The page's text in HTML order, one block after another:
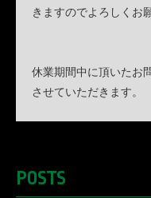
きますのでよろしくお
休業期間中に頂いたお
させていただきます。
POSTS